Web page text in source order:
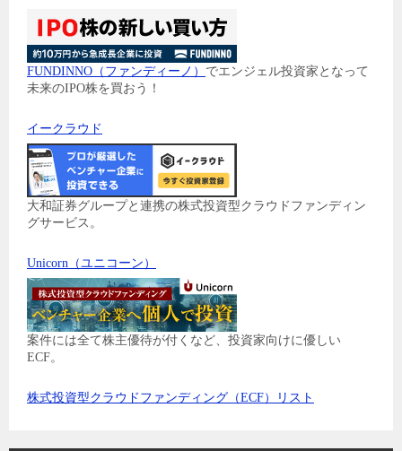
FUNDINNO（ファンディーノ） でエンジェル投資家となって
未来のIPO株を買おう！
イークラウド
大和証券グループと連携の株式投資型クラウドファンディン
グサービス。
Unicorn（ユニコーン）
案件には全て株主優待が付くなど、投資家向けに優しい
ECF。
株式投資型クラウドファンディング（ECF）リスト